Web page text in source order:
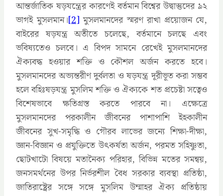
আন্তর্জাতিক ষড়যন্ত্রের কারণেই বর্তমান বিশ্বের উদ্বাস্তুদের ৯২
ভাগই মুসলমান।[2] মুসলমানদের স্মরণ রাখা প্রয়োজন যে,
বাইরের ষড়যন্ত্র অতীতে চলেছে, বর্তমানে চলছে এবং
ভবিষ্যতেও চলবে। এ বিপদ সামনে রেখেই মুসলমানদের
ঐক্যবদ্ধ হওয়ার শক্তি ও কৌশল অর্জন করতে হবে।
মুসলমানদের অভ্যন্তরীণ দুর্বলতা ও ষড়যন্ত্র দূরীভূত করা সম্ভব
হলে বহিঃষড়যন্ত্র মুসলিম শক্তি ও ঐক্যকে শত প্রচেষ্টা সত্বেও
বিশেষভাবে ক্ষতিগ্রস্ত করতে পারবে না। এক্ষেত্রে
মুসলমানদের পরকালীন জীবনের পাশাপাশি ইহকালীন
জীবনের সুখ-সমৃদ্ধি ও গৌরব লাভের জন্যে শিক্ষা-দীক্ষা,
জ্ঞান-বিজ্ঞান ও প্রযুক্তিতে উৎকর্ষতা অর্জন, পরমত সহিষ্ণুতা,
ছোটখাটো বিষয়ে মতানৈক্য পরিহার, বিভিন্ন মতের সমন্বয়,
জনসমর্থনের উপর নির্ভরশীল বৈধ সরকার ব্যবস্থা প্রতিষ্ঠা,
জাতিরাষ্ট্রের সঙ্গে সঙ্গে মুসলিম উম্মাহর ঐক্য প্রতিষ্ঠায়